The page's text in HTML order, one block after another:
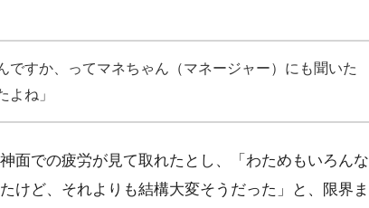
ですか、ってマネちゃん（マネージャー）にも聞いた
よね」
面での疲労が見て取れたとし、「わためもいろんな
けど、それよりも結構大変そうだった」と、限界ま